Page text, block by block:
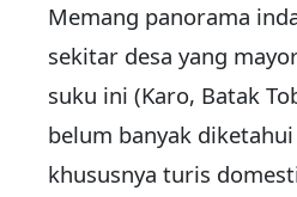
Memang panorama
sekitar desa yang
suku ini (Karo, Batak
belum banyak
khususnya turis